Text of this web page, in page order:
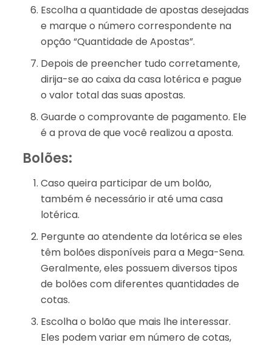
Escolha a quantidade de apostas desejadas
e marque o número correspondente na
opção “Quantidade de Apostas”.
Depois de preencher tudo corretamente,
dirija-se ao caixa da casa lotérica e pague
o valor total das suas apostas.
Guarde o comprovante de pagamento. Ele
é a prova de que você realizou a aposta.
Bolões:
Caso queira participar de um bolão,
também é necessário ir até uma casa
lotérica.
Pergunte ao atendente da lotérica se eles
têm bolões disponíveis para a Mega-Sena.
Geralmente, eles possuem diversos tipos
de bolões com diferentes quantidades de
cotas.
Escolha o bolão que mais lhe interessar.
Eles podem variar em número de cotas,